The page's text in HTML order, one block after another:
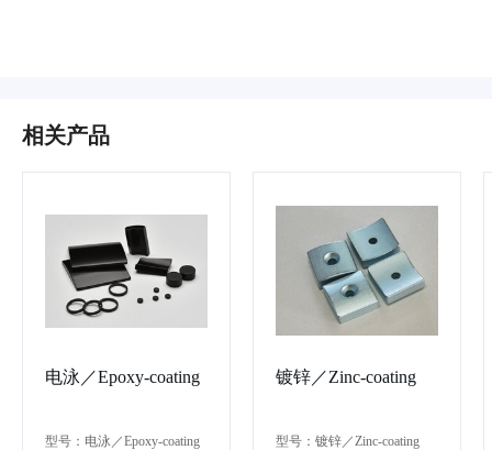
相关产品
电泳／Epoxy-coating
型号：电泳／Epoxy-coating
镀锌／Zinc-coating
型号：镀锌／Zinc-coating